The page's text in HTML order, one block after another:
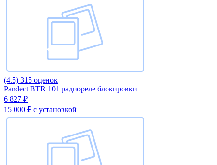
(4.5) 315 оценок
Pandect BTR-101 радиореле блокировки
6 827 ₽
15 000 ₽ с установкой